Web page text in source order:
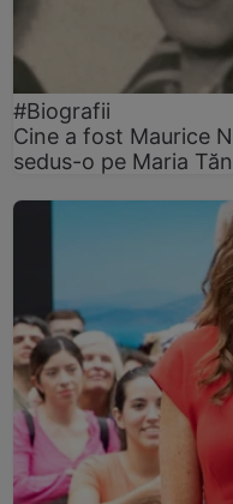
#Biografii
Cine a fost Maurice
sedus-o pe Maria